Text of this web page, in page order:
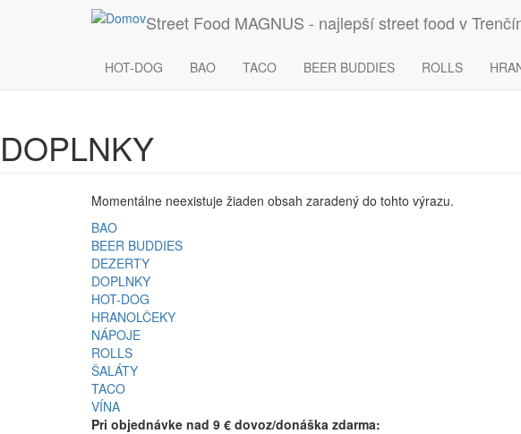
Skočiť na hlavný obsah
Street Food MAGNUS - najlepší street food v
HOT-DOG BAO TACO BEER BUDDIES ROLLS
Váš košík je prázdny.
DOPLNKY
Momentálne neexistuje žiaden obsah zaradený do tohto výrazu.
BAO
BEER BUDDIES
DEZERTY
DOPLNKY
HOT-DOG
HRANOLČEKY
NÁPOJE
ROLLS
ŠALÁTY
TACO
VÍNA
Pri objednávke nad 9 € dovoz/donáška zdarma: